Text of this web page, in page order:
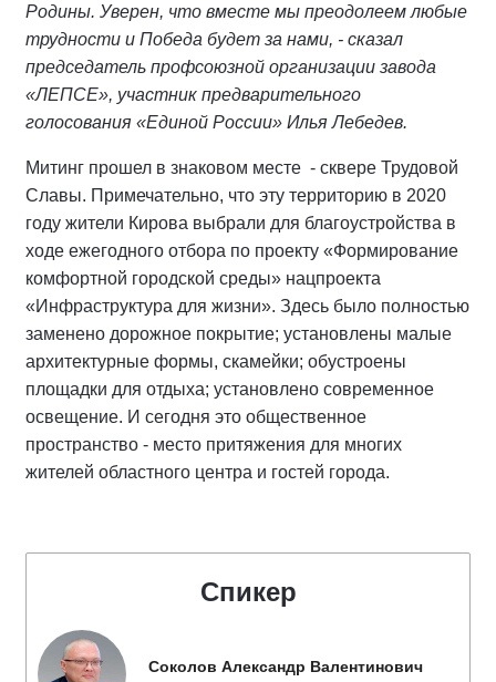
Родины. Уверен, что вместе мы преодолеем любые
трудности и Победа будет за нами, - сказал
председатель профсоюзной организации завода
«ЛЕПСЕ», участник предварительного
голосования «Единой России» Илья Лебедев.
Митинг прошел в знаковом месте - сквере Трудовой
Славы. Примечательно, что эту территорию в 2020
году жители Кирова выбрали для благоустройства в
ходе ежегодного отбора по проекту «Формирование
комфортной городской среды» нацпроекта
«Инфраструктура для жизни». Здесь было полностью
заменено дорожное покрытие; установлены малые
архитектурные формы, скамейки; обустроены
площадки для отдыха; установлено современное
освещение. И сегодня это общественное
пространство - место притяжения для многих
жителей областного центра и гостей города.
Спикер
Соколов Александр Валентинович